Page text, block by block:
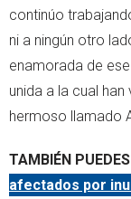
continúo
ni a ningún otro
enamorada de
unida a la cual
hermoso llamado
TAMBIÉN
afectados por